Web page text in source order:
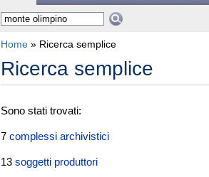
Home » Ricerca semplice
Ricerca semplice
Sono stati trovati:
7 complessi archivistici
13 soggetti produttori